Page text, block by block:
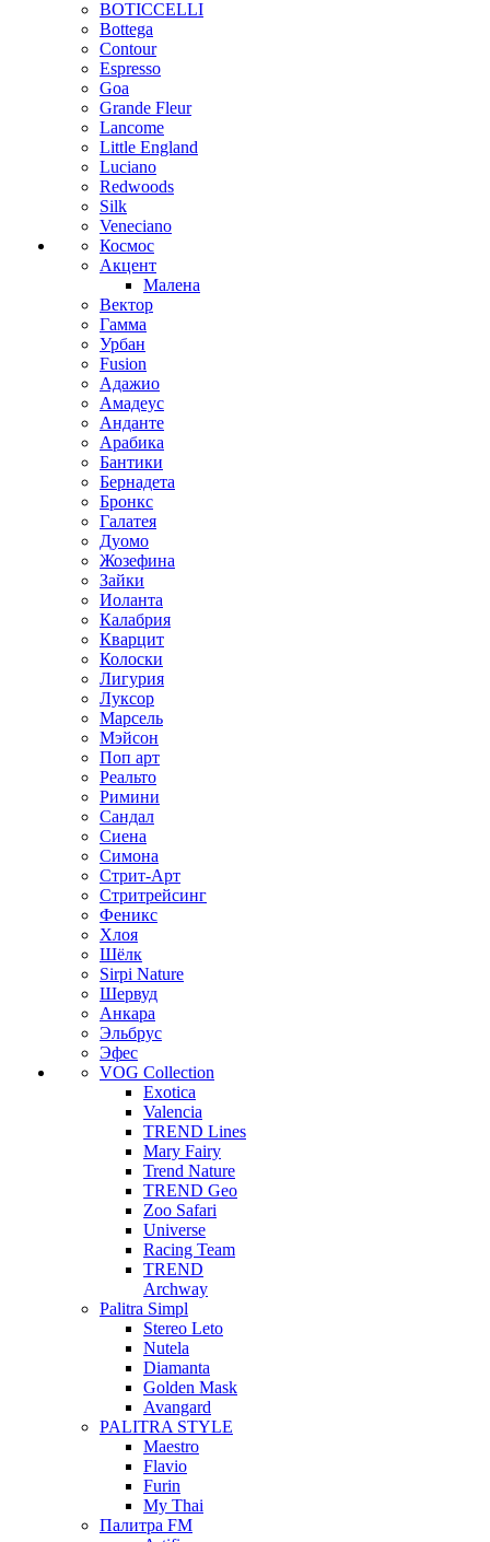
BOTICCELLI
Bottega
Contour
Espresso
Goa
Grande Fleur
Lancome
Little England
Luciano
Redwoods
Silk
Veneciano
Космос
Акцент
Малена
Вектор
Гамма
Урбан
Fusion
Адажио
Амадеус
Анданте
Арабика
Бантики
Бернадета
Бронкс
Галатея
Дуомо
Жозефина
Зайки
Иоланта
Калабрия
Кварцит
Колоски
Лигурия
Луксор
Марсель
Мэйсон
Поп арт
Реальто
Римини
Сандал
Сиена
Симона
Стрит-Арт
Стритрейсинг
Феникс
Хлоя
Шёлк
Sirpi Nature
Шервуд
Анкара
Эльбрус
Эфес
VOG Collection
Exotica
Valencia
TREND Lines
Mary Fairy
Trend Nature
TREND Geo
Zoo Safari
Universe
Racing Team
TREND
Archway
Palitra Simpl
Stereo Leto
Nutela
Diamanta
Golden Mask
Avangard
PALITRA STYLE
Maestro
Flavio
Furin
My Thai
Палитра FM